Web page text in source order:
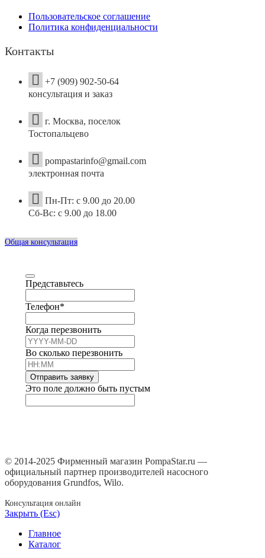
Пользовательское соглашение
Политика конфиденциальности
Контакты
+7 (909) 902-50-64
консультация и заказ
г. Москва, поселок
Тостопальцево
pompastarinfo@gmail.com
электронная почта
Пн-Пт: с 9.00 до 20.00
Сб-Вс: с 9.00 до 18.00
Общая консультация
Представьтесь
Телефон*
Когда перезвонить
Во сколько перезвонить
Отправить заявку
Это поле должно быть пустым
© 2014-2025 Фирменный магазин PompaStar.ru —
официальный партнер производителей насосного
оборудования Grundfos, Wilo.
Консультация онлайн
Закрыть (Esc)
Главное
Каталог